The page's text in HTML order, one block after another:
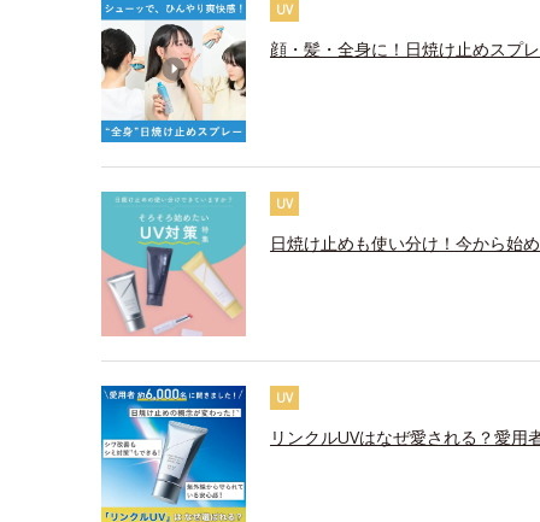
UV
顔・髪・全身に！日焼け止めスプ
UV
日焼け止めも使い分け！今から始
UV
リンクルUVはなぜ愛される？愛